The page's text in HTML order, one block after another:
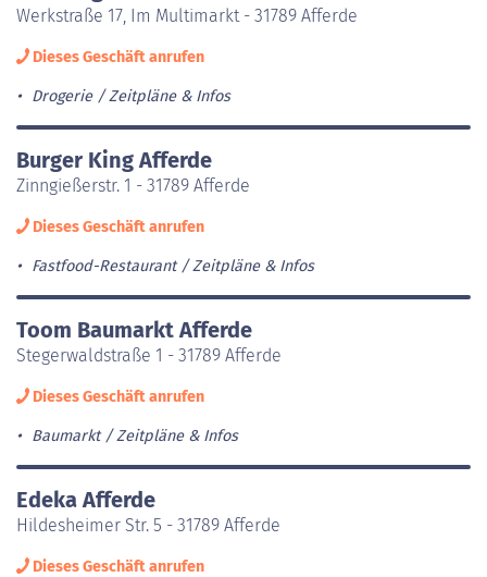
Werkstraße 17, Im Multimarkt - 31789 Afferde
Dieses Geschäft anrufen
Drogerie Zeitpläne & Infos
Burger King Afferde
Zinngießerstr. 1 - 31789 Afferde
Dieses Geschäft anrufen
Fastfood-Restaurant Zeitpläne & Infos
Toom Baumarkt Afferde
Stegerwaldstraße 1 - 31789 Afferde
Dieses Geschäft anrufen
Baumarkt Zeitpläne & Infos
Edeka Afferde
Hildesheimer Str. 5 - 31789 Afferde
Dieses Geschäft anrufen